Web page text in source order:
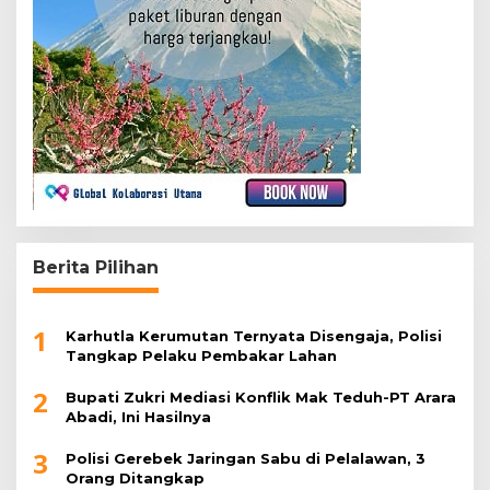
Berita Pilihan
1
Karhutla Kerumutan Ternyata Disengaja, Polisi
Tangkap Pelaku Pembakar Lahan
2
Bupati Zukri Mediasi Konflik Mak Teduh-PT Arara
Abadi, Ini Hasilnya
3
Polisi Gerebek Jaringan Sabu di Pelalawan, 3
Orang Ditangkap